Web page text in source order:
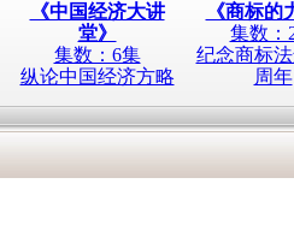
《中国经济大讲
堂》
集数：6集
纵论中国经济方略
《商标的
集数：
纪念商标
周年